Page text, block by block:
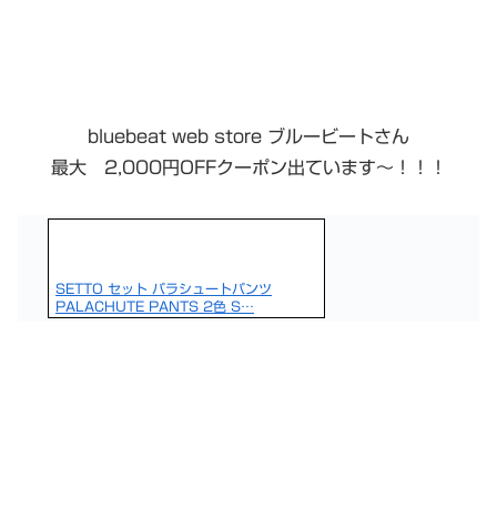
​bluebeat web store ブルービート​さん
最大 2,000円OFFクーポン出ています〜！！！
SETTO セット パラシュートパンツ
PALACHUTE PANTS 2色 S…